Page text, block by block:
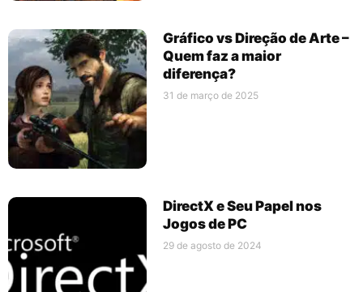
Gráfico vs Direção de Arte –
Quem faz a maior
diferença?
31 de março de 2025
DirectX e Seu Papel nos
Jogos de PC
29 de agosto de 2024